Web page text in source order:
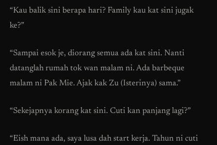
“Kau balik sini berapa hari? Family kau kat sini jugak
ke?”
“Sampai esok je, diorang semua ada kat sini. Nanti
datanglah rumah tok wan malam ni. Ada barbeque
malam ni Pak Mie. Ajak kak Zu (Isterinya) sama.”
“Sekejapnya korang kat sini. Cuti kan panjang lagi?”
“Eish mana ada, saya lusa dah start kerja. Tahun ni cuti